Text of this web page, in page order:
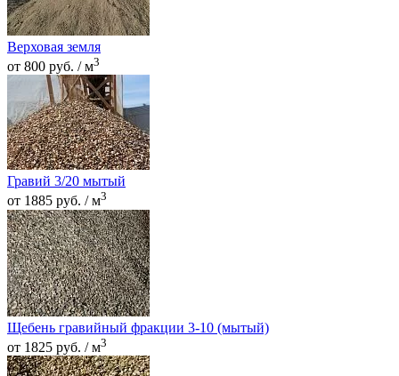
Верховая земля
от 800 руб. / м3
Гравий 3/20 мытый
от 1885 руб. / м3
Щебень гравийный фракции 3-10 (мытый)
от 1825 руб. / м3